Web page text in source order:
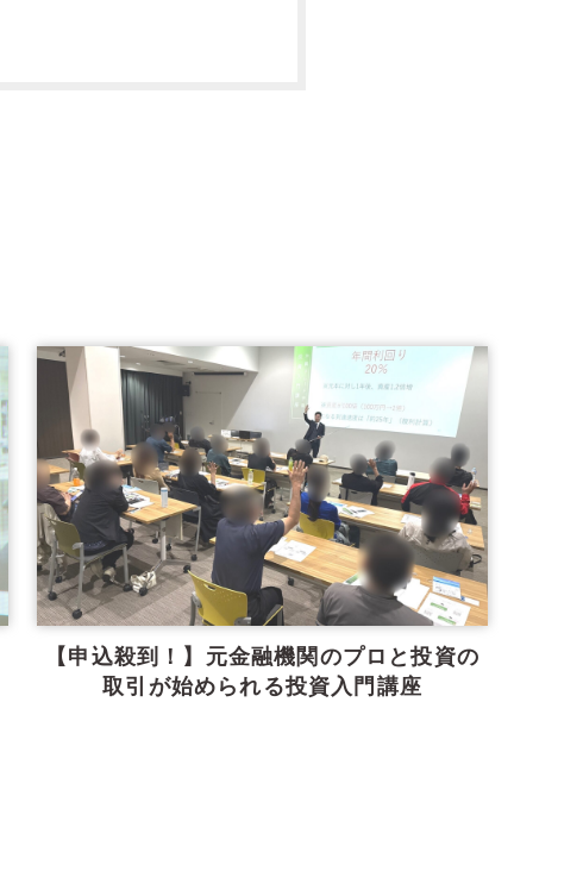
【申込殺到！】元金融機関のプロと投資の
取引が始められる投資入門講座